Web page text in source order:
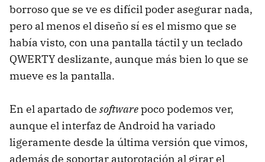
borroso que se ve es difícil poder asegurar nada,
pero al menos el diseño sí es el mismo que se
había visto, con una pantalla táctil y un teclado
QWERTY deslizante, aunque más bien lo que se
mueve es la pantalla.
En el apartado de softwarepoco podemos ver,
aunque el interfaz de Android ha variado
ligeramente desde la última versión que vimos,
además de soportar autorotación al girar el